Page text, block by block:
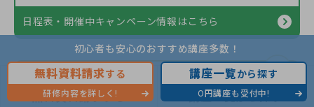
無料資料請求する 講座一覧から探す
初心者も安心のおすすめ講座多数！
無料資料請求する
研修内容を詳しく!
講座一覧から探す
0円講座も受付中!
日程表・開催中キャンペーン情報 はこちら
介護福祉士実務者研修